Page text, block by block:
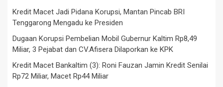
Kredit Macet Jadi Pidana Korupsi, Mantan Pincab BRI
Tenggarong Mengadu ke Presiden
Dugaan Korupsi Pembelian Mobil Gubernur Kaltim Rp8,49
Miliar, 3 Pejabat dan CV.Afisera Dilaporkan ke KPK
Kredit Macet Bankaltim (3): Roni Fauzan Jamin Kredit Senilai
Rp72 Miliar, Macet Rp44 Miliar